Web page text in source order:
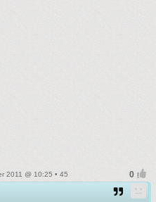
2011 @ 10:25 • 45